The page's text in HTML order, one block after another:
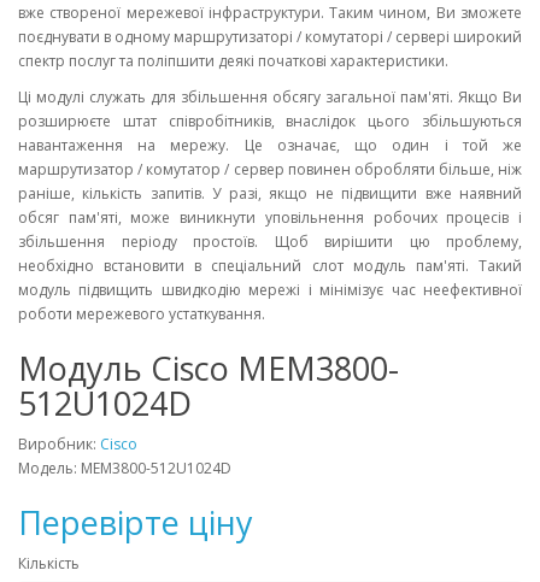
вже створеної мережевої інфраструктури. Таким чином, Ви зможете
поєднувати в одному маршрутизаторі / комутаторі / сервері широкий
спектр послуг та поліпшити деякі початкові характеристики.
Ці модулі служать для збільшення обсягу загальної пам'яті. Якщо Ви
розширюєте штат співробітників, внаслідок цього збільшуються
навантаження на мережу. Це означає, що один і той же
маршрутизатор / комутатор / сервер повинен обробляти більше, ніж
раніше, кількість запитів. У разі, якщо не підвищити вже наявний
обсяг пам'яті, може виникнути уповільнення робочих процесів і
збільшення періоду простоїв. Щоб вирішити цю проблему,
необхідно встановити в спеціальний слот модуль пам'яті. Такий
модуль підвищить швидкодію мережі і мінімізує час неефективної
роботи мережевого устаткування.
Модуль Cisco MEM3800-
512U1024D
Виробник: Cisco
Модель: MEM3800-512U1024D
Перевірте ціну
Кількість